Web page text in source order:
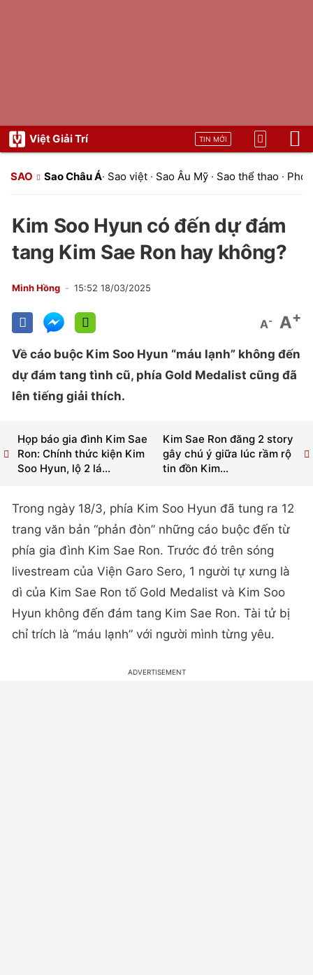
Việt Giải Trí TIN MỚI
SAO Sao Châu Á· Sao việt · Sao Âu Mỹ · Sao thể thao ·
Kim Soo Hyun có đến dự đám
tang Kim Sae Ron hay không?
Minh Hồng 15:52 18/03/2025
A- A+
Về cáo buộc Kim Soo Hyun “máu lạnh” không đến
dự đám tang tình cũ, phía Gold Medalist cũng đã
lên tiếng giải thích.
Kim Sae Ron đăng 2 story
gây chú ý giữa lúc rầm rộ
tin đồn Kim...
Họp báo gia đình Kim Sae
Ron: Chính thức kiện Kim
Soo Hyun, lộ 2 lá...
Trong ngày 18/3, phía Kim Soo Hyun đã tung ra 12
trang văn bản “phản đòn” những cáo buộc đến từ
phía gia đình Kim Sae Ron. Trước đó trên sóng
livestream của Viện Garo Sero, 1 người tự xưng là
dì của Kim Sae Ron tố Gold Medalist và Kim Soo
Hyun không đến đám tang Kim Sae Ron. Tài tử bị
chỉ trích là “máu lạnh” với người mình từng yêu.